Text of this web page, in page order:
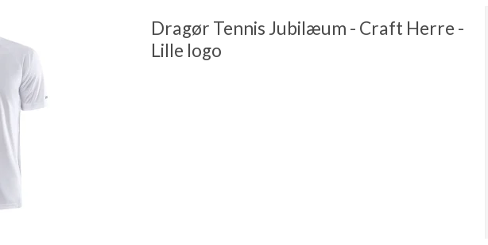
Dragør Tennis Jubilæum - Craft Herre -
Lille logo